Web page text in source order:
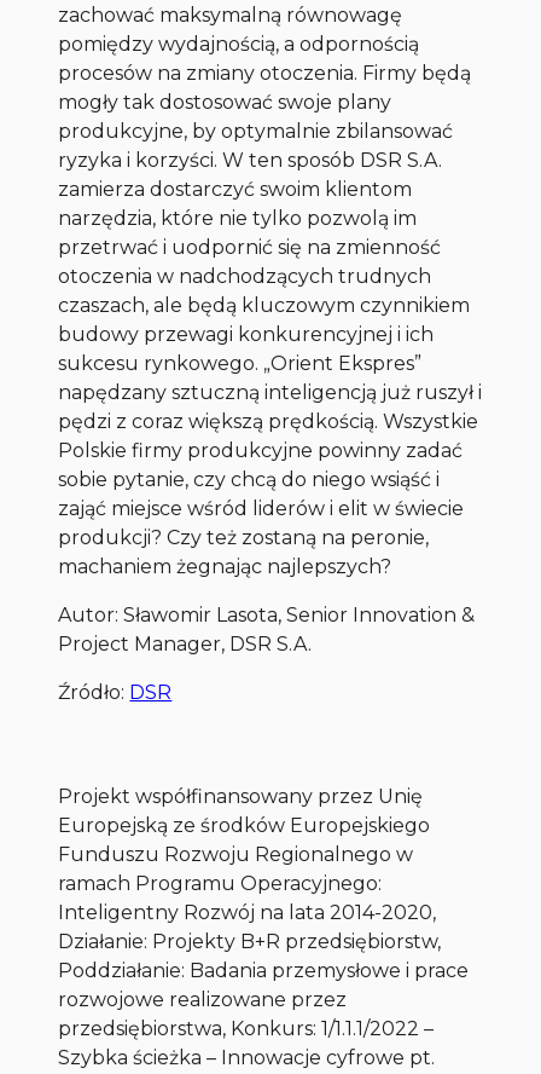
zachować maksymalną równowagę
pomiędzy wydajnością, a odpornością
procesów na zmiany otoczenia. Firmy będą
mogły tak dostosować swoje plany
produkcyjne, by optymalnie zbilansować
ryzyka i korzyści. W ten sposób DSR S.A.
zamierza dostarczyć swoim klientom
narzędzia, które nie tylko pozwolą im
przetrwać i uodpornić się na zmienność
otoczenia w nadchodzących trudnych
czaszach, ale będą kluczowym czynnikiem
budowy przewagi konkurencyjnej i ich
sukcesu rynkowego. „Orient Ekspres”
napędzany sztuczną inteligencją już ruszył i
pędzi z coraz większą prędkością. Wszystkie
Polskie firmy produkcyjne powinny zadać
sobie pytanie, czy chcą do niego wsiąść i
zająć miejsce wśród liderów i elit w świecie
produkcji? Czy też zostaną na peronie,
machaniem żegnając najlepszych?
Autor: Sławomir Lasota, Senior Innovation &
Project Manager, DSR S.A.
Źródło: DSR
Projekt współfinansowany przez Unię
Europejską ze środków Europejskiego
Funduszu Rozwoju Regionalnego w
ramach Programu Operacyjnego:
Inteligentny Rozwój na lata 2014-2020,
Działanie: Projekty B+R przedsiębiorstw,
Poddziałanie: Badania przemysłowe i prace
rozwojowe realizowane przez
przedsiębiorstwa, Konkurs: 1/1.1.1/2022 –
Szybka ścieżka – Innowacje cyfrowe pt.